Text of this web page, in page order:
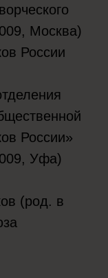
Москва)
России
России»
Уфа)
(род. в